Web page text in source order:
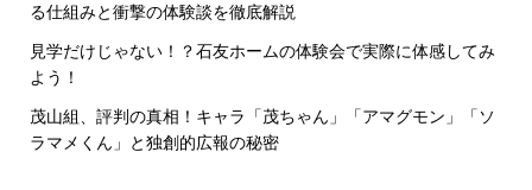
る仕組みと衝撃の体験談を徹底解説
見学だけじゃない！？石友ホームの体験会で実際に体感してみ
よう！
茂山組、評判の真相！キャラ「茂ちゃん」「アマグモン」「ソ
ラマメくん」と独創的広報の秘密